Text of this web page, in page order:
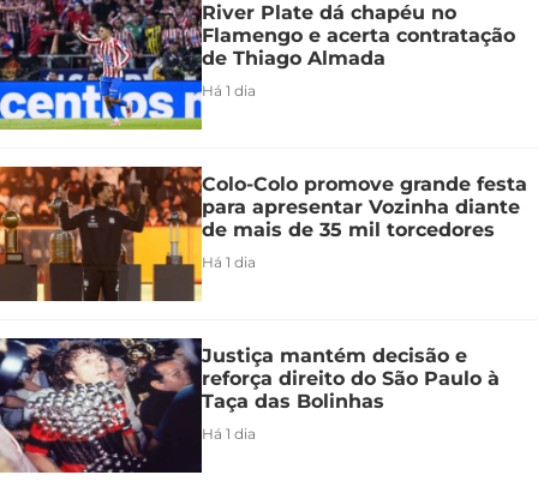
River Plate dá chapéu no
Flamengo e acerta contratação
de Thiago Almada
Há 1 dia
Colo-Colo promove grande festa
para apresentar Vozinha diante
de mais de 35 mil torcedores
Há 1 dia
Justiça mantém decisão e
reforça direito do São Paulo à
Taça das Bolinhas
Há 1 dia